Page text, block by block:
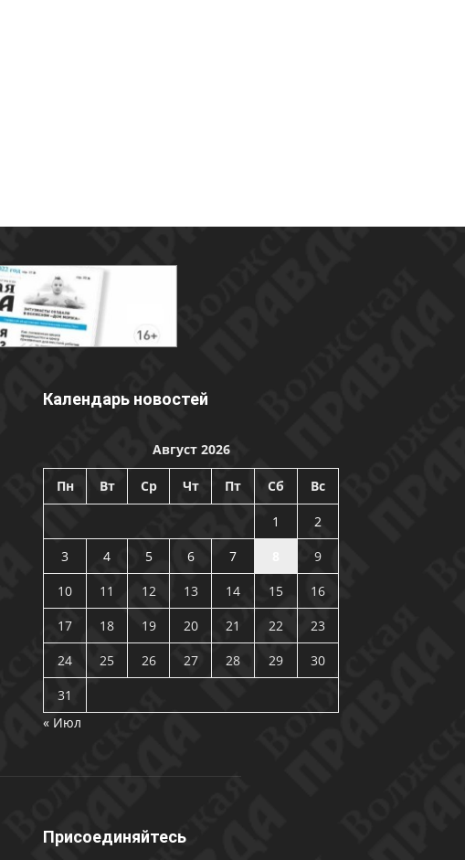
Календарь новостей
Август 2026
Пн Вт Ср Чт Пт Сб Вс
1
2
3
4 5 6 7
9
10
11 12 13 14 15
16
17
18 19 20 21 22
23
24
25 26 27 28 29
30
31
« Июл
Присоединяйтесь